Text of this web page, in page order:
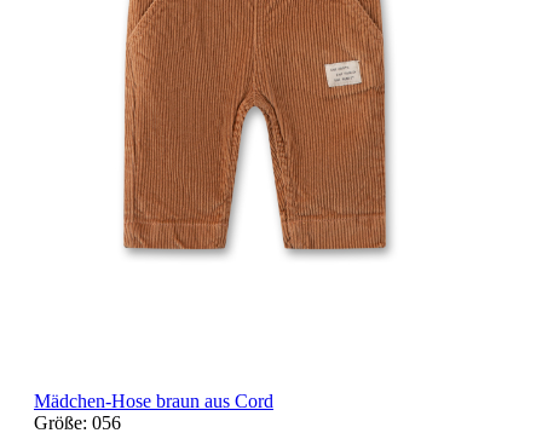
Mädchen-Hose braun aus Cord
Größe: 056